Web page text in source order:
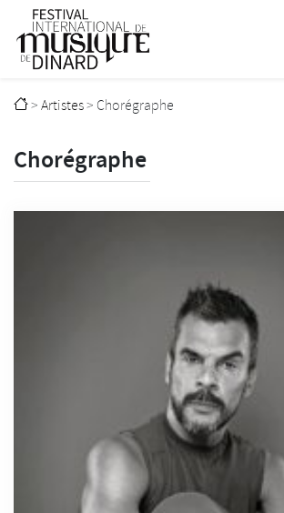
Passer au contenu principal
Festival international de musique
>Artistes> Chorégraphe
Chorégraphe